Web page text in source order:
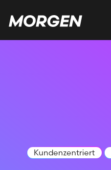
Kundenzentriert